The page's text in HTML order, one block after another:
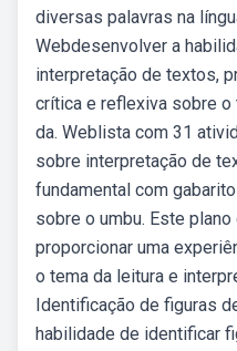
diversas palavras na
Webdesenvolver a
interpretação de textos,
crítica e reflexiva sobre o
da. Weblista com 31
sobre interpretação de
fundamental com
sobre o umbu. Este
proporcionar uma
o tema da leitura e
Identificação de figuras
habilidade de identificar